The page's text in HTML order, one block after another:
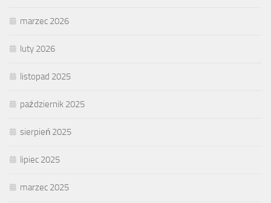
marzec 2026
luty 2026
listopad 2025
październik 2025
sierpień 2025
lipiec 2025
marzec 2025